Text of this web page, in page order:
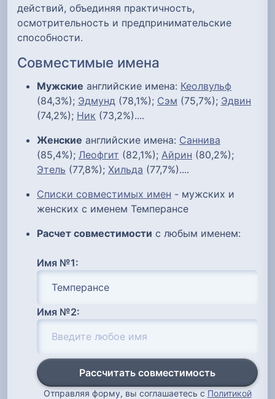
действий, объединяя практичность,
осмотрительность и предпринимательские
способности.
Совместимые имена
Мужские английские имена: Кеолвульф
(84,3%); Эдмунд (78,1%); Сэм (75,7%); Эдвин
(74,2%); Ник (73,2%)....
Женские английские имена: Саннива
(85,4%); Леофгит (82,1%); Айрин (80,2%);
Этель (77,8%); Хильда (77,7%)....
Списки совместимых имен - мужских и
женских с именем Темперансе
Расчет совместимости с любым именем:
Имя №1:
Имя №2:
Рассчитать совместимость
Отправляя форму, вы соглашаетесь с Политикой